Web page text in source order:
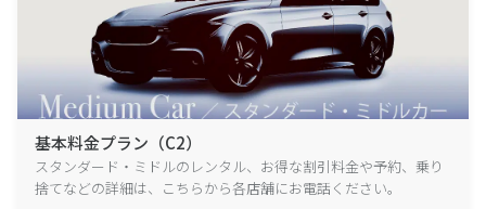
基本料金プラン（C2）
スタンダード・ミドルのレンタル、お得な割引料金や予約、乗り
捨てなどの詳細は、こちらから各店舗にお電話ください。